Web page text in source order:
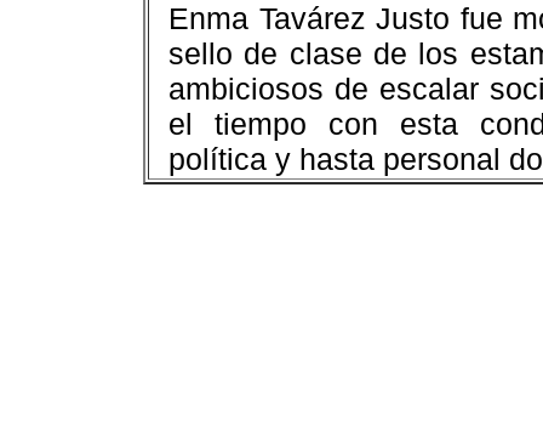
Enma Tavárez Justo fue
sello de clase de los
ambiciosos de escalar
el tiempo con esta
política y hasta personal